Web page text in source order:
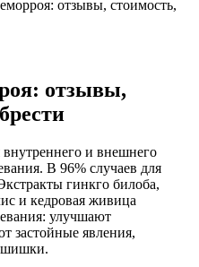
отзывы, стоимость,
отзывы,
внутреннего и внешнего
В 96% случаев для
гинкго билоба,
и кедровая живица
улучшают
застойные явления,
шишки.